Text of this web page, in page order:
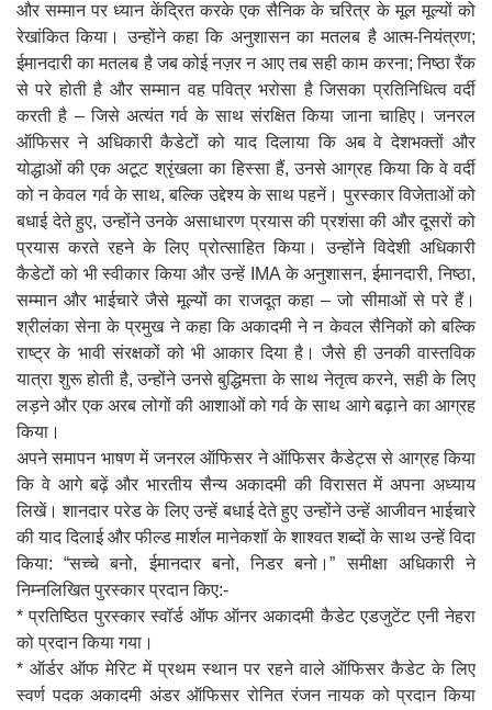
और सम्मान पर ध्यान केंद्रित करके एक सैनिक के चरित्र के मूल मूल्यों को
रेखांकित किया। उन्होंने कहा कि अनुशासन का मतलब है आत्म-नियंत्रण;
ईमानदारी का मतलब है जब कोई नज़र न आए तब सही काम करना; निष्ठा रैंक
से परे होती है और सम्मान वह पवित्र भरोसा है जिसका प्रतिनिधित्व वर्दी
करती है – जिसे अत्यंत गर्व के साथ संरक्षित किया जाना चाहिए। जनरल
ऑफिसर ने अधिकारी कैडेटों को याद दिलाया कि अब वे देशभक्तों और
योद्धाओं की एक अटूट श्रृंखला का हिस्सा हैं, उनसे आग्रह किया कि वे वर्दी
को न केवल गर्व के साथ, बल्कि उद्देश्य के साथ पहनें। पुरस्कार विजेताओं को
बधाई देते हुए, उन्होंने उनके असाधारण प्रयास की प्रशंसा की और दूसरों को
प्रयास करते रहने के लिए प्रोत्साहित किया। उन्होंने विदेशी अधिकारी
कैडेटों को भी स्वीकार किया और उन्हें IMA के अनुशासन, ईमानदारी, निष्ठा,
सम्मान और भाईचारे जैसे मूल्यों का राजदूत कहा – जो सीमाओं से परे हैं।
श्रीलंका सेना के प्रमुख ने कहा कि अकादमी ने न केवल सैनिकों को बल्कि
राष्ट्र के भावी संरक्षकों को भी आकार दिया है। जैसे ही उनकी वास्तविक
यात्रा शुरू होती है, उन्होंने उनसे बुद्धिमत्ता के साथ नेतृत्व करने, सही के लिए
लड़ने और एक अरब लोगों की आशाओं को गर्व के साथ आगे बढ़ाने का आग्रह
किया।
अपने समापन भाषण में जनरल ऑफिसर ने ऑफिसर कैडेट्स से आग्रह किया
कि वे आगे बढ़ें और भारतीय सैन्य अकादमी की विरासत में अपना अध्याय
लिखें। शानदार परेड के लिए उन्हें बधाई देते हुए उन्होंने उन्हें आजीवन भाईचारे
की याद दिलाई और फील्ड मार्शल मानेकशॉ के शाश्वत शब्दों के साथ उन्हें विदा
किया: “सच्चे बनो, ईमानदार बनो, निडर बनो।” समीक्षा अधिकारी ने
निम्नलिखित पुरस्कार प्रदान किए:-
* प्रतिष्ठित पुरस्कार स्वॉर्ड ऑफ ऑनर अकादमी कैडेट एडजुटेंट एनी नेहरा
को प्रदान किया गया।
* ऑर्डर ऑफ मेरिट में प्रथम स्थान पर रहने वाले ऑफिसर कैडेट के लिए
स्वर्ण पदक अकादमी अंडर ऑफिसर रोनित रंजन नायक को प्रदान किया